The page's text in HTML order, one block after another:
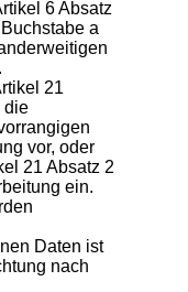
6 Absatz
a
21
die
vor, oder
21 Absatz 2
ein.
Daten ist
nach